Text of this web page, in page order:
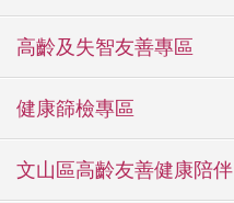
高齡及失智友善專區
健康篩檢專區
文山區高齡友善健康陪伴